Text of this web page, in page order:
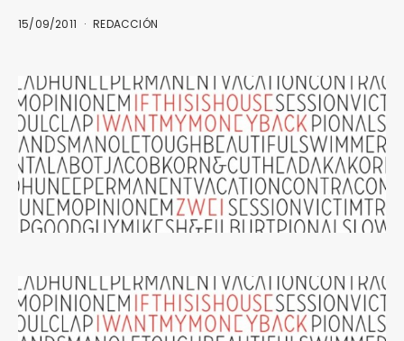
15/09/2011 REDACCIÓN